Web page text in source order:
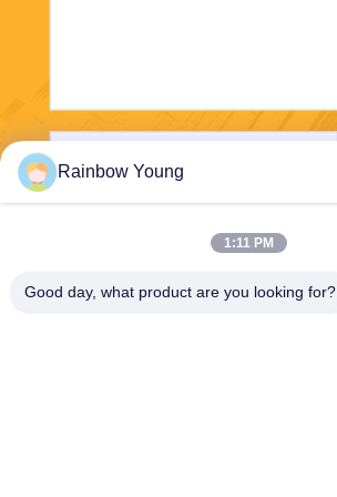
Rainbow Young
1:11 PM
Good day, what product are you looking for?